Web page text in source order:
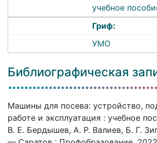
учебное
Гриф:
УМО
Библиографическая
Машины для посева: устройство,
работе и эксплуатация : учебное
В. Е. Бердышев, А. Р. Валиев, Б. Г.